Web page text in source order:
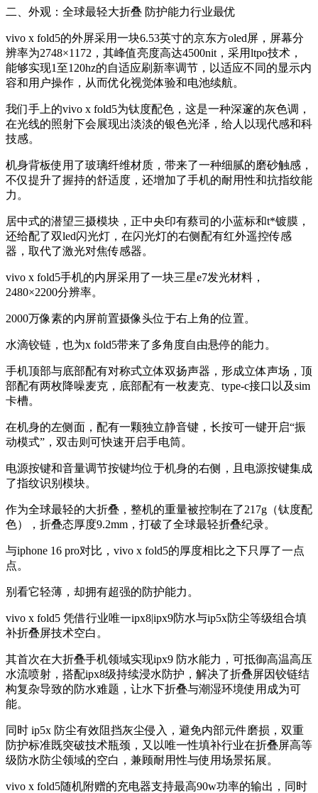
二、外观：全球最轻大折叠 防护能力行业最优
vivo x fold5的外屏采用一块6.53英寸的京东方oled屏，屏幕分
辨率为2748×1172，其峰值亮度高达4500nit，采用ltpo技术，
能够实现1至120hz的自适应刷新率调节，以适应不同的显示内
容和用户操作，从而优化视觉体验和电池续航。
我们手上的vivo x fold5为钛度配色，这是一种深邃的灰色调，
在光线的照射下会展现出淡淡的银色光泽，给人以现代感和科
技感。
机身背板使用了玻璃纤维材质，带来了一种细腻的磨砂触感，
不仅提升了握持的舒适度，还增加了手机的耐用性和抗指纹能
力。
居中式的潜望三摄模块，正中央印有蔡司的小蓝标和t*镀膜，
还给配了双led闪光灯，在闪光灯的右侧配有红外遥控传感
器，取代了激光对焦传感器。
vivo x fold5手机的内屏采用了一块三星e7发光材料，
2480×2200分辨率。
2000万像素的内屏前置摄像头位于右上角的位置。
水滴铰链，也为x fold5带来了多角度自由悬停的能力。
手机顶部与底部配有对称式立体双扬声器，形成立体声场，顶
部配有两枚降噪麦克，底部配有一枚麦克、type-c接口以及sim
卡槽。
在机身的左侧面，配有一颗独立静音键，长按可一键开启“振
动模式”，双击则可快速开启手电筒。
电源按键和音量调节按键均位于机身的右侧，且电源按键集成
了指纹识别模块。
作为全球最轻的大折叠，整机的重量被控制在了217g（钛度配
色），折叠态厚度9.2mm，打破了全球最轻折叠纪录。
与iphone 16 pro对比，vivo x fold5的厚度相比之下只厚了一点
点。
别看它轻薄，却拥有超强的防护能力。
vivo x fold5 凭借行业唯一ipx8|ipx9防水与ip5x防尘等级组合填
补折叠屏技术空白。
其首次在大折叠手机领域实现ipx9 防水能力，可抵御高温高压
水流喷射，搭配ipx8级持续浸水防护，解决了折叠屏因铰链结
构复杂导致的防水难题，让水下折叠与潮湿环境使用成为可
能。
同时 ip5x 防尘有效阻挡灰尘侵入，避免内部元件磨损，双重
防护标准既突破技术瓶颈，又以唯一性填补行业在折叠屏高等
级防水防尘领域的空白，兼顾耐用性与使用场景拓展。
vivo x fold5随机附赠的充电器支持最高90w功率的输出，同时